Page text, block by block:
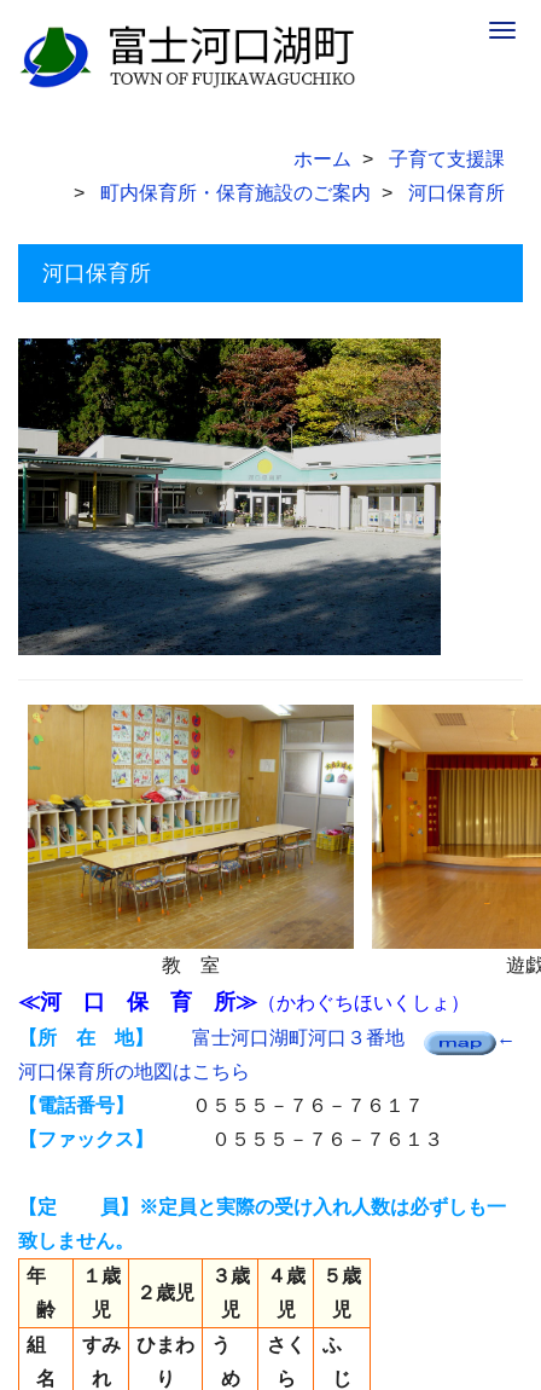
ホーム
子育て支援課
町内保育所・保育施設のご案内
河口保育所
河口保育所
教 室 遊
≪河 口 保 育 所≫ （かわぐちほいくしょ）
【所 在 地】
富士河口湖町河口３番地
←
河口保育所の地図はこちら
【電話番号】
０５５５－７６－７６１７
【ファックス】
０５５５－７６－７６１３
【定 員】※定員と実際の受け入れ人数は必ずしも一
致しません。
年
齢
１歳
児
２歳児
３歳
児
４歳
児
５歳
児
組
名
すみ
れ
ひまわ
り
う
め
さく
ら
ふ
じ